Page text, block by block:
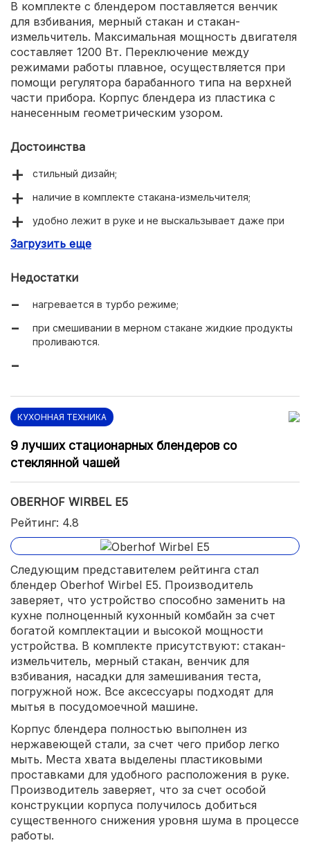
В комплекте с блендером поставляется венчик
для взбивания, мерный стакан и стакан-
измельчитель. Максимальная мощность двигателя
составляет 1200 Вт. Переключение между
режимами работы плавное, осуществляется при
помощи регулятора барабанного типа на верхней
части прибора. Корпус блендера из пластика с
нанесенным геометрическим узором.
Достоинства
стильный дизайн;
наличие в комплекте стакана-измельчителя;
удобно лежит в руке и не выскальзывает даже при
Загрузить еще
Недостатки
нагревается в турбо режиме;
при смешивании в мерном стакане жидкие продукты
проливаются.
КУХОННАЯ ТЕХНИКА
9 лучших стационарных блендеров со
стеклянной чашей
OBERHOF WIRBEL E5
Рейтинг: 4.8
Следующим представителем рейтинга стал
блендер Oberhof Wirbel E5. Производитель
заверяет, что устройство способно заменить на
кухне полноценный кухонный комбайн за счет
богатой комплектации и высокой мощности
устройства. В комплекте присутствуют: стакан-
измельчитель, мерный стакан, венчик для
взбивания, насадки для замешивания теста,
погружной нож. Все аксессуары подходят для
мытья в посудомоечной машине.
Корпус блендера полностью выполнен из
нержавеющей стали, за счет чего прибор легко
мыть. Места хвата выделены пластиковыми
проставками для удобного расположения в руке.
Производитель заверяет, что за счет особой
конструкции корпуса получилось добиться
существенного снижения уровня шума в процессе
работы.